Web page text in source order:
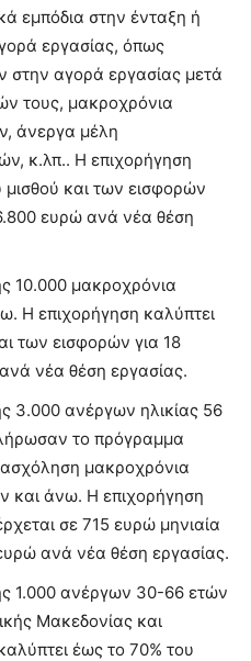
εμπόδια στην ένταξη ή
εργασίας, όπως
στην αγορά εργασίας μετά
τους, μακροχρόνια
άνεργα μέλη
κ.λπ.. Η επιχορήγηση
μισθού και των εισφορών
ευρώ ανά νέα θέση
10.000 μακροχρόνια
Η επιχορήγηση καλύπτει
των εισφορών για 18
νέα θέση εργασίας.
3.000 ανέργων ηλικίας 56
το πρόγραμμα
μακροχρόνια
και άνω. Η επιχορήγηση
σε 715 ευρώ μηνιαία
ανά νέα θέση εργασίας.
1.000 ανέργων 30-66 ετών
Μακεδονίας και
έως το 70% του